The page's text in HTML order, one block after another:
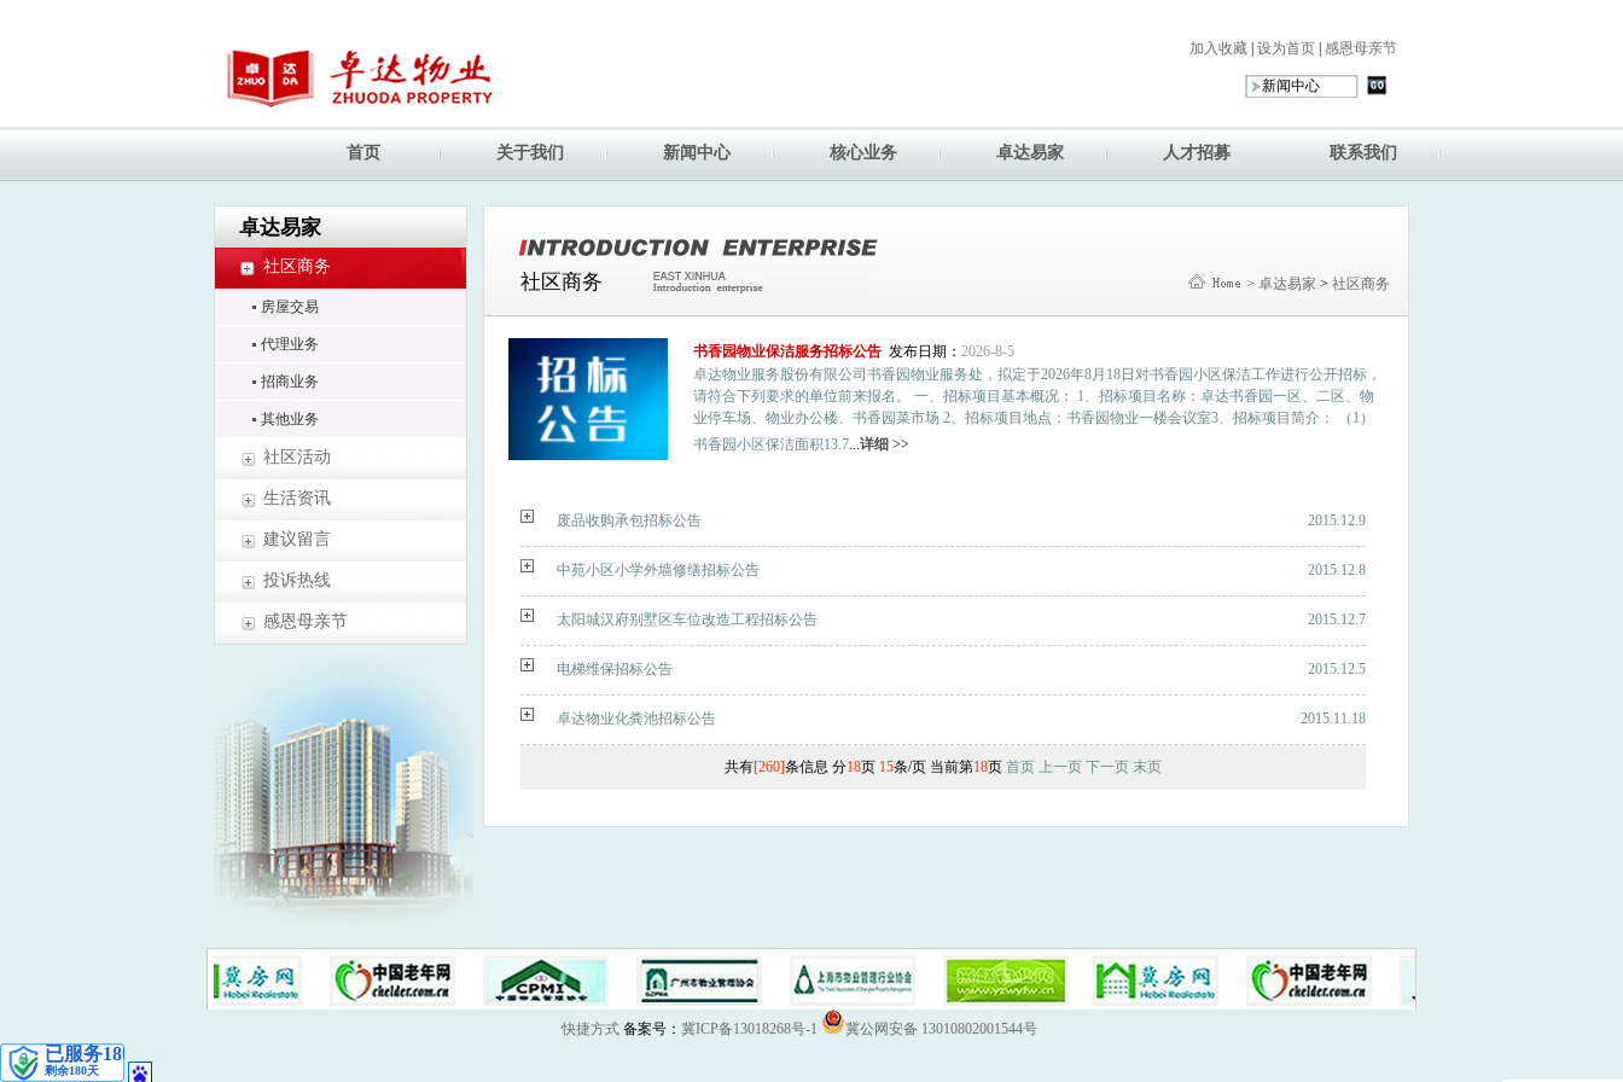
加入收藏 设为首页 感恩母亲节
首页 关于我们 新闻中心 核心业务 卓达易家 人才招募 联系我们
卓达易家
社区商务
房屋交易
代理业务
招商业务
其他业务
社区活动
生活资讯
建议留言
投诉热线
感恩母亲节
社区商务 > 卓达易家 > 社区商务
书香园物业保洁服务招标公告发布日期： 2026-8-5
卓达物业服务股份有限公司书香园物业服务处，拟定于2026年8月18日对书香园小区保洁工作进行公开招标，
请符合下列要求的单位前来报名。 一、招标项目基本概况： 1、招标项目名称：卓达书香园一区、二区、物
业停车场、物业办公楼、书香园菜市场 2、招标项目地点：书香园物业一楼会议室3、招标项目简介： （1）
书香园小区保洁面积13.7...详细 >>
2015.12.9
废品收购承包招标公告
2015.12.8
中苑小区小学外墙修缮招标公告
2015.12.7
太阳城汉府别墅区车位改造工程招标公告
2015.12.5
电梯维保招标公告
2015.11.18
卓达物业化粪池招标公告
共有[260]条信息 分18页 15条/页 当前第18页 首页 上一页 下一页 末页
快捷方式备案号： 冀ICP备13018268号-1 冀公网安备 13010802001544号